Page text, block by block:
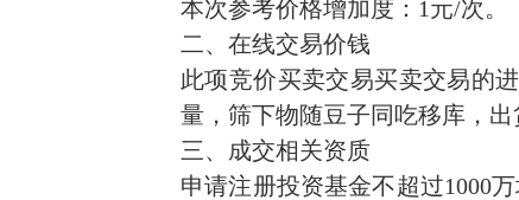
本次参考价格增加度：1元/次。
二、在线交易价钱
此项竞价买卖交易买卖交易的
量，筛下物随豆子同吃移库，
三、成交相关资质
申请注册投资基金不超过1000